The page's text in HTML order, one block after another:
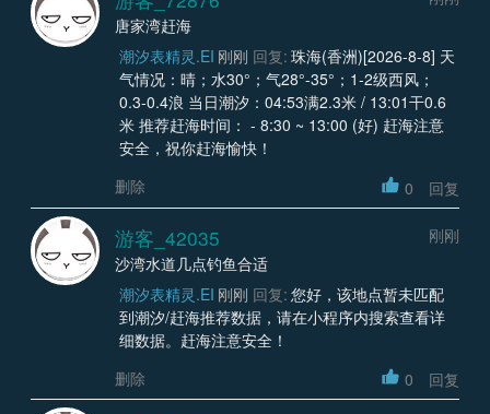
唐家湾赶海
潮汐表精灵.EI 刚刚 回复: 珠海(香洲)[2026-8-8] 天
气情况：晴；水30°；气28°-35°；1-2级西风；
0.3-0.4浪 当日潮汐：04:53满2.3米 / 13:01干0.6
米 推荐赶海时间： - 8:30 ~ 13:00 (好) 赶海注意
安全，祝你赶海愉快！
删除
0 回复
游客_42035
刚刚
沙湾水道几点钓鱼合适
潮汐表精灵.EI 刚刚 回复: 您好，该地点暂未匹配
到潮汐/赶海推荐数据，请在小程序内搜索查看详
细数据。赶海注意安全！
删除
0 回复